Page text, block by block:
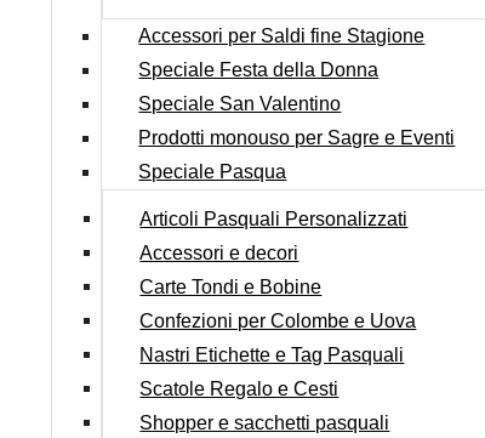
Accessori per Saldi fine Stagione
Speciale Festa della Donna
Speciale San Valentino
Prodotti monouso per Sagre e Eventi
Speciale Pasqua
Articoli Pasquali Personalizzati
Accessori e decori
Carte Tondi e Bobine
Confezioni per Colombe e Uova
Nastri Etichette e Tag Pasquali
Scatole Regalo e Cesti
Shopper e sacchetti pasquali